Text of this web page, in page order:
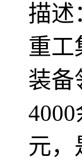
描述
重工
装备
元，